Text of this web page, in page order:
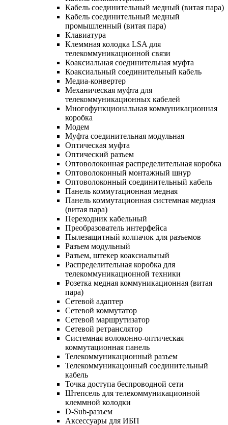
Кабель соединительный медный (витая пара)
Кабель соединительный медный
промышленный (витая пара)
Клавиатура
Клеммная колодка LSA для
телекоммуникационной связи
Коаксиальная соединительная муфта
Коаксиальный соединительный кабель
Медиа-конвертер
Механическая муфта для
телекоммуникационных кабелей
Многофункциональная коммуникационная
коробка
Модем
Муфта соединительная модульная
Оптическая муфта
Оптический разъем
Оптоволоконная распределительная коробка
Оптоволоконный монтажный шнур
Оптоволоконный соединительный кабель
Панель коммутационная медная
Панель коммутационная системная медная
(витая пара)
Переходник кабельный
Преобразователь интерфейса
Пылезащитный колпачок для разъемов
Разъем модульный
Разъем, штекер коаксиальный
Распределительная коробка для
телекоммуникационной техники
Розетка медная коммуникационная (витая
пара)
Сетевой адаптер
Сетевой коммутатор
Сетевой маршрутизатор
Сетевой ретранслятор
Системная волоконно-оптическая
коммутационная панель
Телекоммуникационный разъем
Телекоммуникацонный соединительный
кабель
Точка доступа беспроводной сети
Штепсель для телекоммуникационной
клеммной колодки
D-Sub-разъем
Аксессуары для ИБП